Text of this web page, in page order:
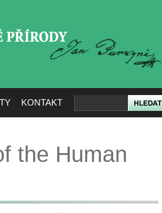
KONTAKT
the Human